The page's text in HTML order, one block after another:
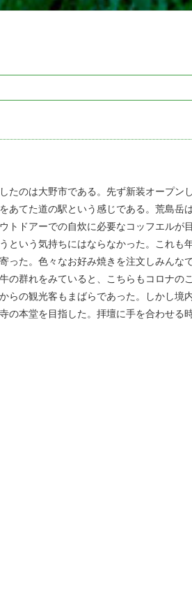
たのは大野市である。先ず新装オープン
あてた道の駅という感じである。荒島岳
トドアーでの自炊に必要なコッフエルが
いう気持ちにはならなかった。これも
った。色々なお好み焼きを注文しみんな
の群れをみていると、こちらもコロナの
らの観光客もまばらであった。しかし境
本堂を目指した。拝壇に手を合わせる